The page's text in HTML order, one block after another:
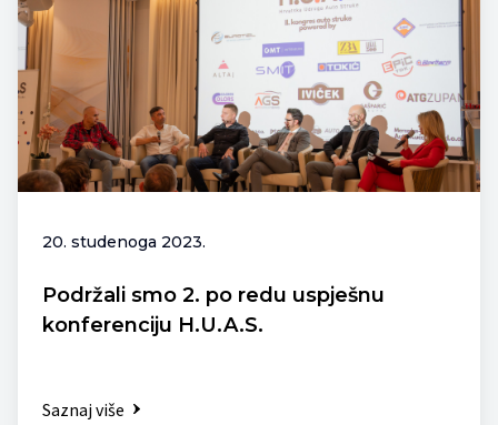
20. studenoga 2023.
Podržali smo 2. po redu uspješnu
konferenciju H.U.A.S.
Saznaj više